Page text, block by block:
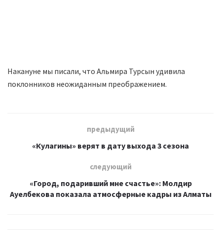
Накануне мы писали, что Альмира Турсын удивила
поклонников неожиданным преображением.
предыдущий
«Кулагины» верят в дату выхода 3 сезона
следующий
«Город, подаривший мне счастье»: Молдир
Ауелбекова показала атмосферные кадры из Алматы